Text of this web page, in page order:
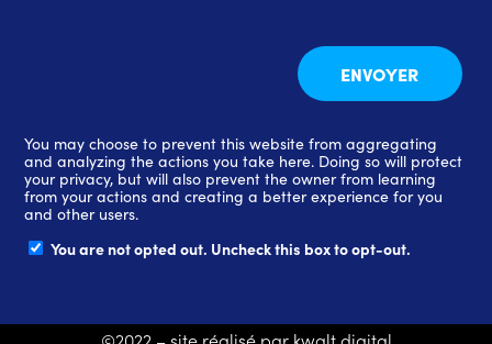
You may choose to prevent this website from aggregating
and analyzing the actions you take here. Doing so will protect
your privacy, but will also prevent the owner from learning
from your actions and creating a better experience for you
and other users.
You are not opted out. Uncheck this box to opt-out.